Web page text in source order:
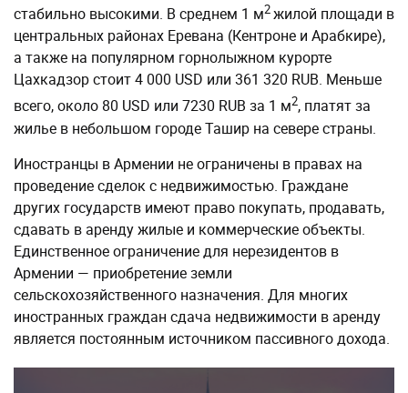
стабильно высокими. В среднем 1 м2жилой площади в
центральных районах Еревана (Кентроне и Арабкире),
а также на популярном горнолыжном курорте
Цахкадзор стоит 4 000 USD или 361 320 RUB. Меньше
всего, около 80 USD или 7230 RUB за 1 м2, платят за
жилье в небольшом городе Ташир на севере страны.
Иностранцы в Армении не ограничены в правах на
проведение сделок с недвижимостью. Граждане
других государств имеют право покупать, продавать,
сдавать в аренду жилые и коммерческие объекты.
Единственное ограничение для нерезидентов в
Армении — приобретение земли
сельскохозяйственного назначения. Для многих
иностранных граждан сдача недвижимости в аренду
является постоянным источником пассивного дохода.